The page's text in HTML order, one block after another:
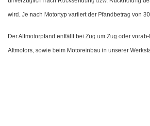
wird. Je nach Motortyp variiert der Pfandbetrag von
Der Altmotorpfand entfällt bei Zug um Zug oder
Altmotors, sowie beim Motoreinbau in unserer